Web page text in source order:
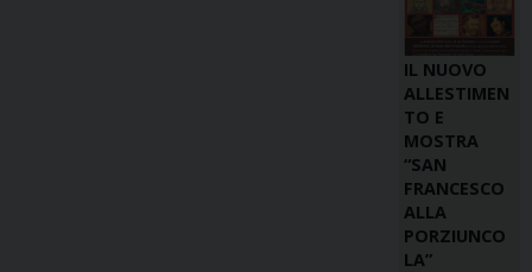
IL NUOVO
ALLESTIMEN
TO E
MOSTRA
“SAN
FRANCESCO
ALLA
PORZIUNCO
LA”